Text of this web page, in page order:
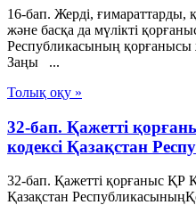
16-бап. Жердi, ғимараттарды,
және басқа да мүлікті
Республикасының
Заңы ...
Толық оқу »
32-бап. Қажеттi
кодексi Қазақстан
32-бап. Қажеттi қорғаныс ҚР
Қазақстан